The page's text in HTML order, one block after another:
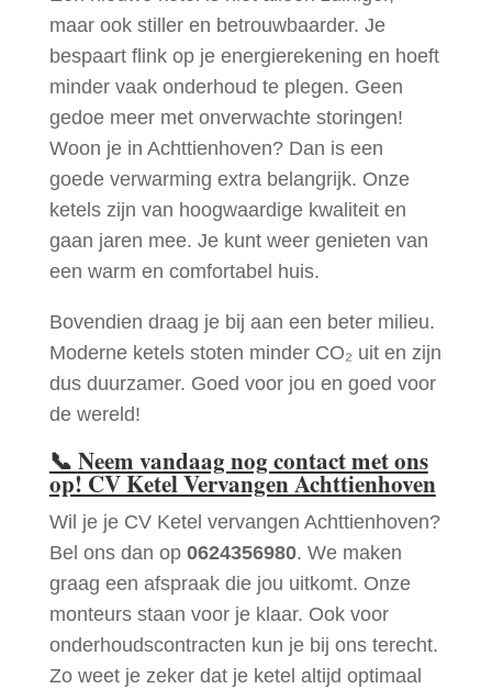
maar ook stiller en betrouwbaarder. Je
bespaart flink op je energierekening en hoeft
minder vaak onderhoud te plegen. Geen
gedoe meer met onverwachte storingen!
Woon je in Achttienhoven? Dan is een
goede verwarming extra belangrijk. Onze
ketels zijn van hoogwaardige kwaliteit en
gaan jaren mee. Je kunt weer genieten van
een warm en comfortabel huis.
Bovendien draag je bij aan een beter milieu.
Moderne ketels stoten minder CO₂ uit en zijn
dus duurzamer. Goed voor jou en goed voor
de wereld!
📞 Neem vandaag nog contact met ons
op! CV Ketel Vervangen Achttienhoven
Wil je je CV Ketel vervangen Achttienhoven?
Bel ons dan op 0624356980. We maken
graag een afspraak die jou uitkomt. Onze
monteurs staan voor je klaar. Ook voor
onderhoudscontracten kun je bij ons terecht.
Zo weet je zeker dat je ketel altijd optimaal